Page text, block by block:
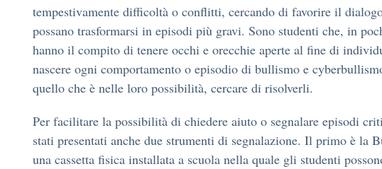
tempestivamente difficoltà o conflitti, cercando di favorire il
possano trasformarsi in episodi più gravi. Sono studenti che, in
hanno il compito di tenere occhi e orecchie aperte al fine di
nascere ogni comportamento o episodio di bullismo e
quello che è nelle loro possibilità, cercare di risolverli.
Per facilitare la possibilità di chiedere aiuto o segnalare episodi
stati presentati anche due strumenti di segnalazione. Il primo è la
una cassetta fisica installata a scuola nella quale gli studenti